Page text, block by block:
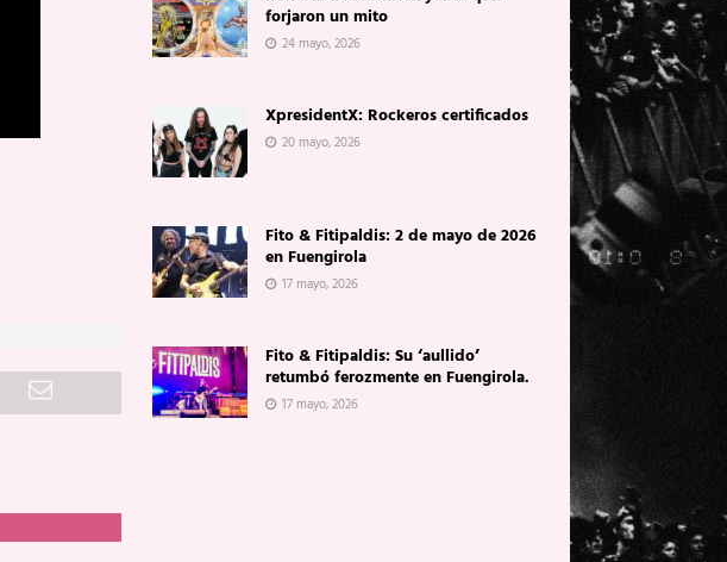
forjaron un mito
24 mayo, 2026
XpresidentX: Rockeros certificados
20 mayo, 2026
Fito & Fitipaldis: 2 de mayo de 2026
en Fuengirola
17 mayo, 2026
Fito & Fitipaldis: Su ‘aullido’
retumbó ferozmente en Fuengirola.
17 mayo, 2026